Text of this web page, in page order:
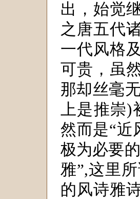
出，始觉
之唐五代
一代风格
可贵，虽
那却丝毫
上是推崇)
然而是“近
极为必要
雅”,这里
的风诗雅